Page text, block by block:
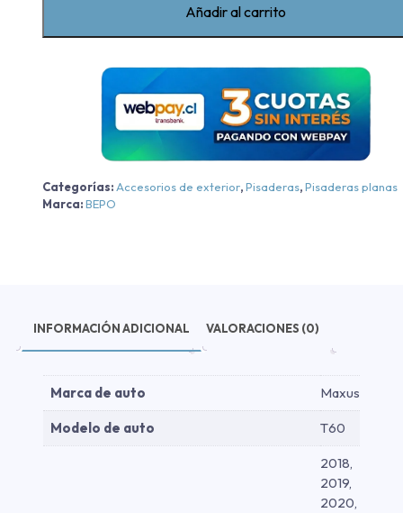
Maxus
T60/NewT60/T60MAX
T90
-
Añadir al carrito
Categorías:Accesorios de exterior,Pisaderas,Pisaderas planas
Marca:BEPO
INFORMACIÓN ADICIONAL VALORACIONES (0)
Marca de auto Maxus
Modelo de auto T60
2018,
2019,
2020,